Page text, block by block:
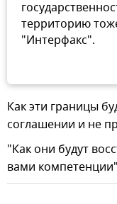
территорию
"Интерфакс".
Как эти границы
соглашении и не
"Как они будут
вами